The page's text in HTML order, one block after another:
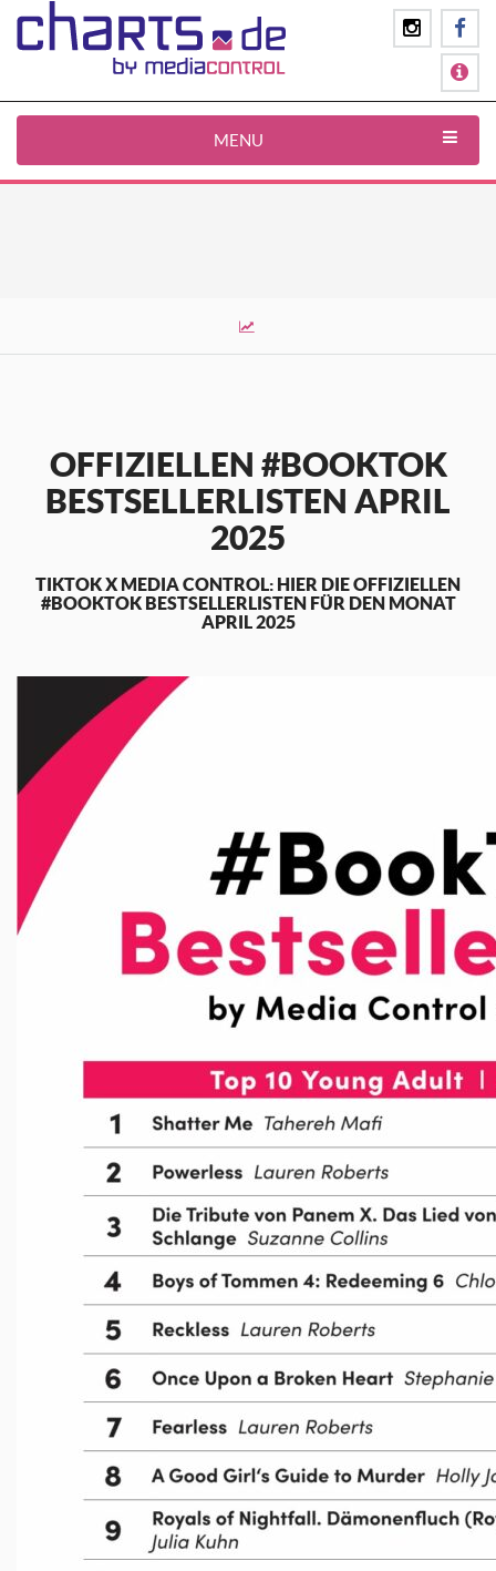
MENU
OFFIZIELLEN #BOOKTOK
BESTSELLERLISTEN APRIL
2025
TIKTOK X MEDIA CONTROL: HIER DIE OFFIZIELLEN
#BOOKTOK BESTSELLERLISTEN FÜR DEN MONAT
APRIL 2025